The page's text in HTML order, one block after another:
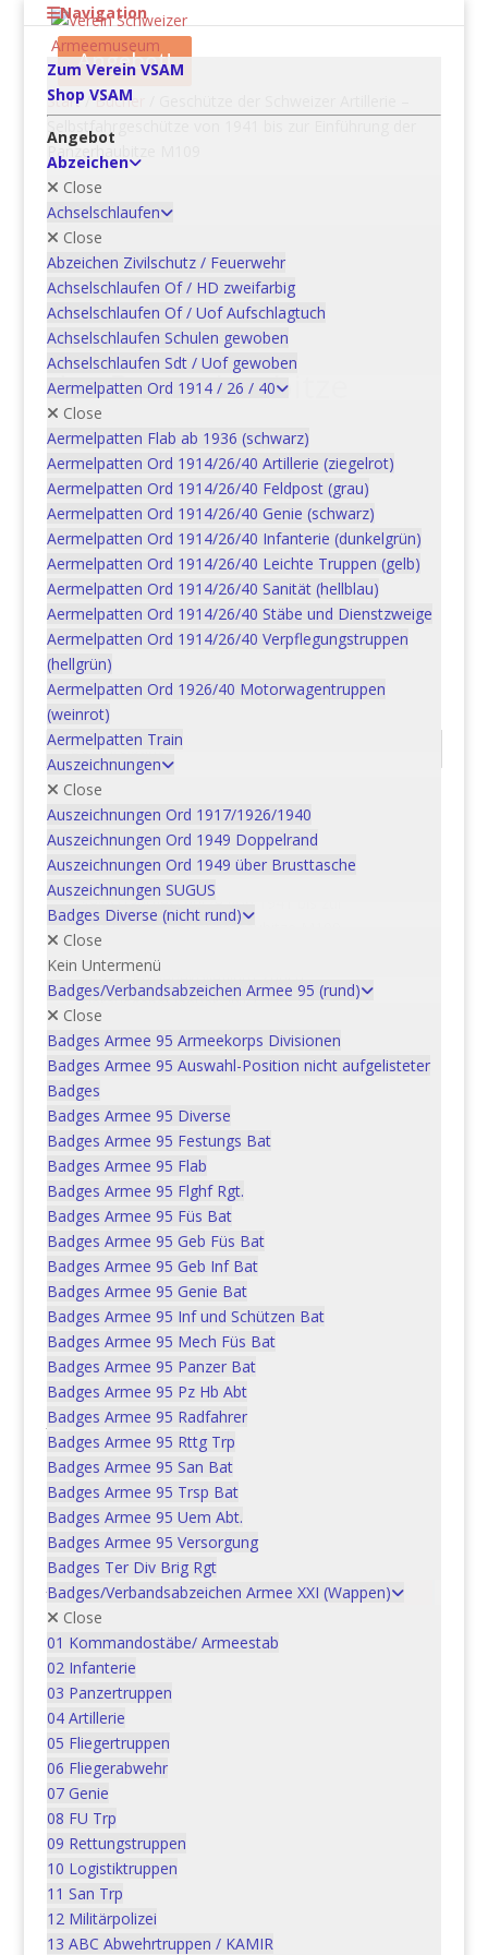
Navigation
Zum Verein VSAM
Shop VSAM
Angebot
Abzeichen
Close
Achselschlaufen
Close
Abzeichen Zivilschutz / Feuerwehr
Achselschlaufen Of / HD zweifarbig
Achselschlaufen Of / Uof Aufschlagtuch
Achselschlaufen Schulen gewoben
Achselschlaufen Sdt / Uof gewoben
Aermelpatten Ord 1914 / 26 / 40
Close
Aermelpatten Flab ab 1936 (schwarz)
Aermelpatten Ord 1914/26/40 Artillerie (ziegelrot)
Aermelpatten Ord 1914/26/40 Feldpost (grau)
Aermelpatten Ord 1914/26/40 Genie (schwarz)
Aermelpatten Ord 1914/26/40 Infanterie (dunkelgrün)
Aermelpatten Ord 1914/26/40 Leichte Truppen (gelb)
Aermelpatten Ord 1914/26/40 Sanität (hellblau)
Aermelpatten Ord 1914/26/40 Stäbe und Dienstzweige
Aermelpatten Ord 1914/26/40 Verpflegungstruppen
(hellgrün)
Aermelpatten Ord 1926/40 Motorwagentruppen
(weinrot)
Aermelpatten Train
Auszeichnungen
Close
Auszeichnungen Ord 1917/1926/1940
Auszeichnungen Ord 1949 Doppelrand
Auszeichnungen Ord 1949 über Brusttasche
Auszeichnungen SUGUS
Badges Diverse (nicht rund)
Close
Kein Untermenü
Badges/Verbandsabzeichen Armee 95 (rund)
Close
Badges Armee 95 Armeekorps Divisionen
Badges Armee 95 Auswahl-Position nicht aufgelisteter
Badges
Badges Armee 95 Diverse
Badges Armee 95 Festungs Bat
Badges Armee 95 Flab
Badges Armee 95 Flghf Rgt.
Badges Armee 95 Füs Bat
Badges Armee 95 Geb Füs Bat
Badges Armee 95 Geb Inf Bat
Badges Armee 95 Genie Bat
Badges Armee 95 Inf und Schützen Bat
Badges Armee 95 Mech Füs Bat
Badges Armee 95 Panzer Bat
Badges Armee 95 Pz Hb Abt
Badges Armee 95 Radfahrer
Badges Armee 95 Rttg Trp
Badges Armee 95 San Bat
Badges Armee 95 Trsp Bat
Badges Armee 95 Uem Abt.
Badges Armee 95 Versorgung
Badges Ter Div Brig Rgt
Badges/Verbandsabzeichen Armee XXI (Wappen)
Close
01 Kommandostäbe/ Armeestab
02 Infanterie
03 Panzertruppen
04 Artillerie
05 Fliegertruppen
06 Fliegerabwehr
07 Genie
08 FU Trp
09 Rettungstruppen
10 Logistiktruppen
11 San Trp
12 Militärpolizei
13 ABC Abwehrtruppen / KAMIR
Start/Bücher
Selbstfahrgeschütze von 1941 bis zur Einführung der
Panzerhaubitze M109
Geschütze der Schweizer
Artillerie –
Selbstfahrgeschütze von
1941 bis zur Einführung
der Panzerhaubitze
M109
CHF40.00
Geschütze
der
Schweizer
Artillerie
-
Selbstfahrgeschütze
von
1941
bis
zur
Einführung
der
Panzerhaubitze
M109
Menge
In den Warenkorb
Artikelnummer:17BU022 Kategorie:Bücher
Beschreibung
Beschreibung
Artikelnummer: 17BU022
Titel: Geschütze der Schweizer Artillerie –
Selbstfahrgeschütze von 1941 bis zur
Einführung der Panzerhaubitze M109
Autor/Herausgeber: Henri Habegger
Verlag: Artilleriekollegium Zürich
Herausgabe: Januar 2013
Sprache: dt
Format: 19×26 cm
Anzahl Seiten: 80 S.
Bilder: Abb. sw
Ähnliche Produkte
Angebot!
Die Eidgenössische
Pferderegieanstalt Thun
1850-1950
CHF79.00 Ursprünglicher
Preis
war:
CHF 79.00
CHF 60.00Aktueller
Preis
ist:
CHF 60.00.
In den Warenkorb
Angebot!
Berner Uniformen 1700-1850.
CHF40.00 Ursprünglicher
war:
CHF30.00 AktuellerIn den Warenkorb
Geschütze der Schweizer
Artillerie –
Vorderladergeschütze mit
glattem und gezogenem Rohr
und Hinterladergeschütze
ohne Rohrrücklauf 1819-1900